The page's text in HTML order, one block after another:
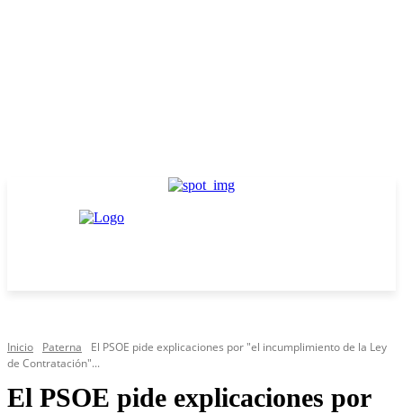
Inicio Paterna
El PSOE pide explicaciones por "el incumplimiento de la Ley
de Contratación"...
El PSOE pide explicaciones por